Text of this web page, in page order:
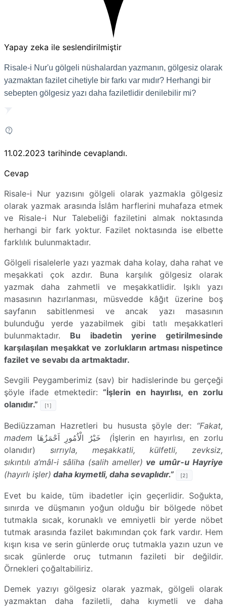
Yapay zeka ile seslendirilmiştir
Risale-i Nur'u gölgeli nüshalardan yazmanın, gölgesiz olarak
yazmaktan fazilet cihetiyle bir farkı var mıdır? Herhangi bir
sebepten gölgesiz yazı daha faziletlidir denilebilir mi?
11.02.2023 tarihinde cevaplandı.
Cevap
Risale-i Nur yazısını gölgeli olarak yazmakla gölgesiz
olarak yazmak arasında İslâm harflerini muhafaza etmek
ve Risale-i Nur Talebeliği faziletini almak noktasında
herhangi bir fark yoktur. Fazilet noktasında ise elbette
farklılık bulunmaktadır.
Gölgeli risalelerle yazı yazmak daha kolay, daha rahat ve
meşakkati çok azdır. Buna karşılık gölgesiz olarak
yazmak daha zahmetli ve meşakkatlidir. Işıklı yazı
masasının hazırlanması, müsvedde kâğıt üzerine boş
sayfanın sabitlenmesi ve ancak yazı masasının
bulunduğu yerde yazabilmek gibi tatlı meşakkatleri
bulunmaktadır. Bu ibadetin yerine getirilmesinde
karşılaşılan meşakkat ve zorlukların artması nispetince
fazilet ve sevabı da artmaktadır.
Sevgili Peygamberimiz (sav) bir hadislerinde bu gerçeği
şöyle ifade etmektedir: “İşlerin en hayırlısı, en zorlu
olanıdır.”
[1]
Bediüzzaman Hazretleri bu hususta şöyle der: “Fakat,
madem خَيْرُ الْاُمُورِ اَحْمَزُهَا (İşlerin en hayırlısı, en zorlu
olanıdır) sırrıyla, meşakkatli, külfetli, zevksiz,
sıkıntılı a‘mâl-i sâliha (salih ameller) ve umûr-u Hayriye
(hayırlı işler) daha kıymetli, daha sevaplıdır.” [2]
Evet bu kaide, tüm ibadetler için geçerlidir. Soğukta,
sınırda ve düşmanın yoğun olduğu bir bölgede nöbet
tutmakla sıcak, korunaklı ve emniyetli bir yerde nöbet
tutmak arasında fazilet bakımından çok fark vardır. Hem
kışın kısa ve serin günlerde oruç tutmakla yazın uzun ve
sıcak günlerde oruç tutmanın fazileti bir değildir.
Örnekleri çoğaltabiliriz.
Demek yazıyı gölgesiz olarak yazmak, gölgeli olarak
yazmaktan daha faziletli, daha kıymetli ve daha